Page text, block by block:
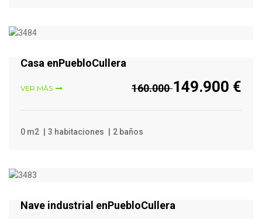
Casa enPuebloCullera
VER MÁS 160.000149.900 €
0 m2 3 habitaciones 2 baños
Nave industrial enPuebloCullera